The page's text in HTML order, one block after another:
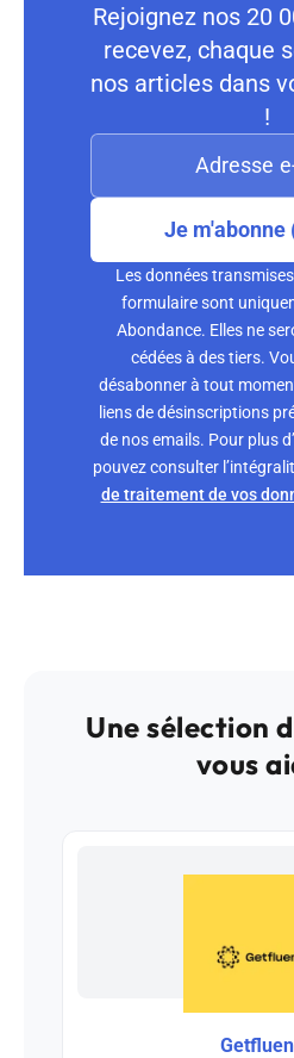
Rejoignez nos 20
recevez, chaque
nos articles dans
!
Je m'abonne
Les données
formulaire sont
Abondance. Elles ne
cédées à des tiers.
désabonner à tout
liens de désinscriptions
de nos emails. Pour plus
pouvez consulter
de traitement de vos
Une sélection
vous